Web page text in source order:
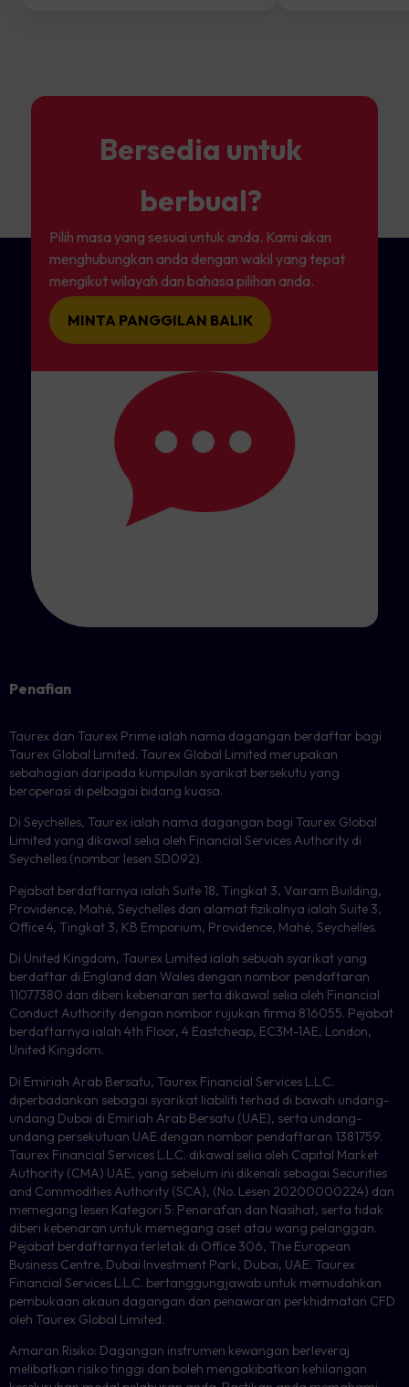
Bersedia untuk
berbual?
Pilih masa yang sesuai untuk anda. Kami akan
menghubungkan anda dengan wakil yang tepat
mengikut wilayah dan bahasa pilihan anda.
MINTA PANGGILAN BALIK
Penafian
Taurex dan Taurex Prime ialah nama dagangan berdaftar bagi
Taurex Global Limited. Taurex Global Limited merupakan
sebahagian daripada kumpulan syarikat bersekutu yang
beroperasi di pelbagai bidang kuasa.
Di Seychelles, Taurex ialah nama dagangan bagi Taurex Global
Limited yang dikawal selia oleh Financial Services Authority di
Seychelles (nombor lesen SD092).
Pejabat berdaftarnya ialah Suite 18, Tingkat 3, Vairam Building,
Providence, Mahé, Seychelles dan alamat fizikalnya ialah Suite 3,
Office 4, Tingkat 3, KB Emporium, Providence, Mahé, Seychelles.
Di United Kingdom, Taurex Limited ialah sebuah syarikat yang
berdaftar di England dan Wales dengan nombor pendaftaran
11077380 dan diberi kebenaran serta dikawal selia oleh Financial
Conduct Authority dengan nombor rujukan firma 816055. Pejabat
berdaftarnya ialah 4th Floor, 4 Eastcheap, EC3M-1AE, London,
United Kingdom.
Di Emiriah Arab Bersatu, Taurex Financial Services L.L.C.
diperbadankan sebagai syarikat liabiliti terhad di bawah undang-
undang Dubai di Emiriah Arab Bersatu (UAE), serta undang-
undang persekutuan UAE dengan nombor pendaftaran 1381759.
Taurex Financial Services L.L.C. dikawal selia oleh Capital Market
Authority (CMA) UAE, yang sebelum ini dikenali sebagai Securities
and Commodities Authority (SCA), (No. Lesen 20200000224) dan
memegang lesen Kategori 5: Penarafan dan Nasihat, serta tidak
diberi kebenaran untuk memegang aset atau wang pelanggan.
Pejabat berdaftarnya terletak di Office 306, The European
Business Centre, Dubai Investment Park, Dubai, UAE. Taurex
Financial Services L.L.C. bertanggungjawab untuk memudahkan
pembukaan akaun dagangan dan penawaran perkhidmatan CFD
oleh Taurex Global Limited.
Amaran Risiko: Dagangan instrumen kewangan berleveraj
melibatkan risiko tinggi dan boleh mengakibatkan kehilangan